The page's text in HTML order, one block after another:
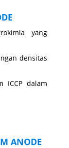
yang
densitas
ICCP dalam
ANODE